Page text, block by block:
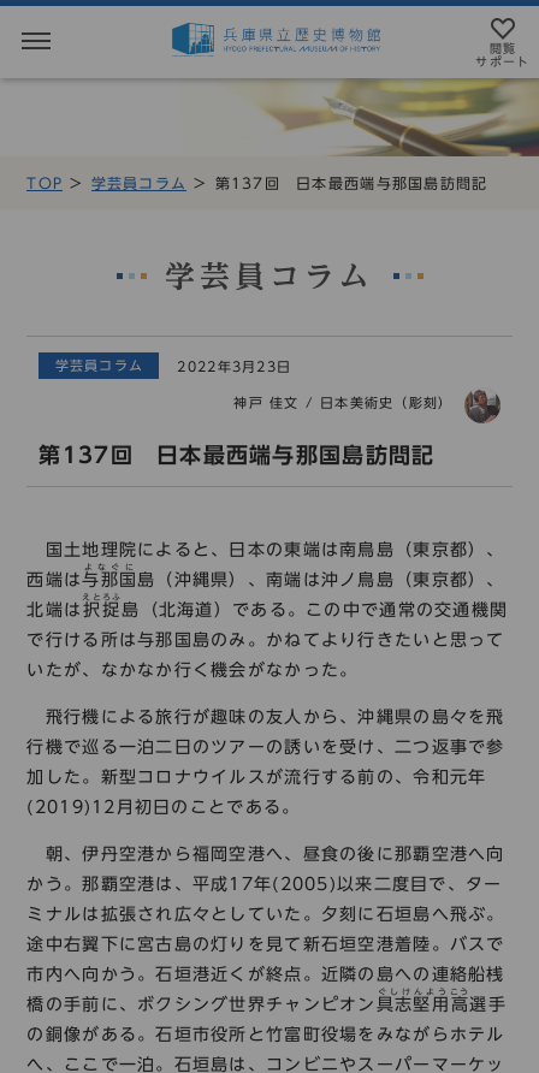
TOP 学芸員コラム 第137回 日本最西端与那国島訪問記
学芸員コラム
学芸員コラム 2022年3月23日
神戸 佳文 / 日本美術史（彫刻）
第137回 日本最西端与那国島訪問記
国土地理院によると、日本の東端は南鳥島（東京都）、
西端は与那国
よなぐに
島（沖縄県）、南端は沖ノ鳥島（東京都）、
北端は 択捉
えとろふ
島（北海道）である。この中で通常の交通機関
で行ける所は与那国島のみ。かねてより行きたいと思って
いたが、なかなか行く機会がなかった。
飛行機による旅行が趣味の友人から、沖縄県の島々を飛
行機で巡る一泊二日のツアーの誘いを受け、二つ返事で参
加した。新型コロナウイルスが流行する前の、令和元年
(2019)12月初日のことである。
朝、伊丹空港から福岡空港へ、昼食の後に那覇空港へ向
かう。那覇空港は、平成17年(2005)以来二度目で、ター
ミナルは拡張され広々としていた。夕刻に石垣島へ飛ぶ。
途中右翼下に宮古島の灯りを見て新石垣空港着陸。バスで
市内へ向かう。石垣港近くが終点。近隣の島への連絡船桟
橋の手前に、ボクシング世界チャンピオン 具志堅用
ぐしけんよう
高
こう
選手
の銅像がある。石垣市役所と竹富町役場をみながらホテル
へ、ここで一泊。石垣島は、コンビニやスーパーマーケッ
閲覧
サポート
アクセス
もよおし
コレクション
読む・調べる
お問い合わせ
languages
日本語 English 中文簡体 한국어
音声読み上げについて
文字サイズ設定
標準 大
languages
日本語 English 中文簡体 한국어